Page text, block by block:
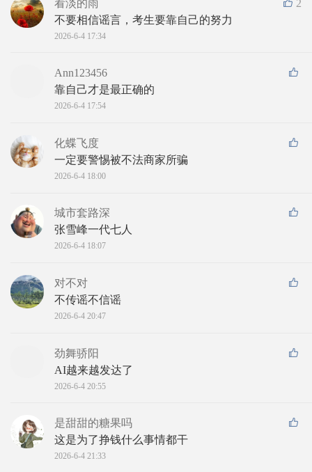
2
看淡的雨
不要相信谣言，考生要靠自己的努力
2026-6-4 17:34
Ann123456
靠自己才是最正确的
2026-6-4 17:54
化蝶飞度
一定要警惕被不法商家所骗
2026-6-4 18:00
城市套路深
张雪峰一代七人
2026-6-4 18:07
对不对
不传谣不信谣
2026-6-4 20:47
劲舞骄阳
AI越来越发达了
2026-6-4 20:55
是甜甜的糖果吗
这是为了挣钱什么事情都干
2026-6-4 21:33